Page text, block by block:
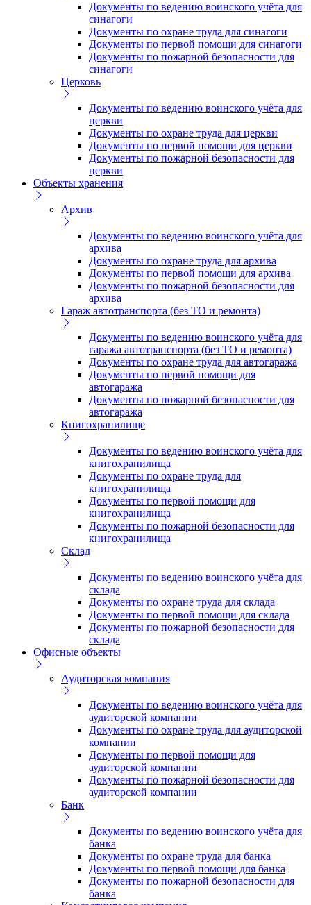
Документы по ведению воинского учёта для
синагоги
Документы по охране труда для синагоги
Документы по первой помощи для синагоги
Документы по пожарной безопасности для
синагоги
Церковь
Документы по ведению воинского учёта для
церкви
Документы по охране труда для церкви
Документы по первой помощи для церкви
Документы по пожарной безопасности для
церкви
Объекты хранения
Архив
Документы по ведению воинского учёта для
архива
Документы по охране труда для архива
Документы по первой помощи для архива
Документы по пожарной безопасности для
архива
Гараж автотранспорта (без ТО и ремонта)
Документы по ведению воинского учёта для
гаража автотранспорта (без ТО и ремонта)
Документы по охране труда для автогаража
Документы по первой помощи для
автогаража
Документы по пожарной безопасности для
автогаража
Книгохранилище
Документы по ведению воинского учёта для
книгохранилища
Документы по охране труда для
книгохранилища
Документы по первой помощи для
книгохранилища
Документы по пожарной безопасности для
книгохранилища
Склад
Документы по ведению воинского учёта для
склада
Документы по охране труда для склада
Документы по первой помощи для склада
Документы по пожарной безопасности для
склада
Офисные объекты
Аудиторская компания
Документы по ведению воинского учёта для
аудиторской компании
Документы по охране труда для аудиторской
компании
Документы по первой помощи для
аудиторской компании
Документы по пожарной безопасности для
аудиторской компании
Банк
Документы по ведению воинского учёта для
банка
Документы по охране труда для банка
Документы по первой помощи для банка
Документы по пожарной безопасности для
банка